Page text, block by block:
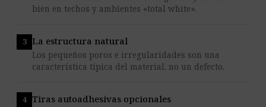
bien en techos y ambientes «total white».
La estructura natural
Los pequeños poros e irregularidades son una
característica típica del material, no un defecto.
Tiras autoadhesivas opcionales